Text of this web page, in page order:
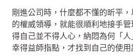
剛進公司時，什麼都不懂的昕平
的權威領導，就能很順利地接手
得自己並不得人心，納悶為何「
幸得益師指點，才找到自己的使